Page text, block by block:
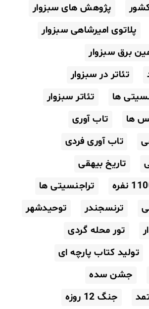
پژوهش های سبزوار
پلاتوی امیرشاهی سبزوار
برق سبزوار
تئاتر در سبزوار
ها
تئاتر سبزوار
ها
تاب آوری
تاب آوری فردی
تاریخ بیهقی
تراجنسیتی ها
ترنسجندر
توحیدشهر
تور محله گردی
تولید کتاب پارچه ای
جشن سده
جنگ 12 روزه